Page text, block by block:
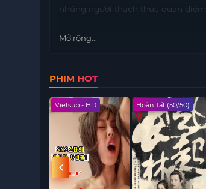
những người thách thức quan
Mở rộng...
PHIM HOT
Vietsub - HD Hoàn Tất (50/50)